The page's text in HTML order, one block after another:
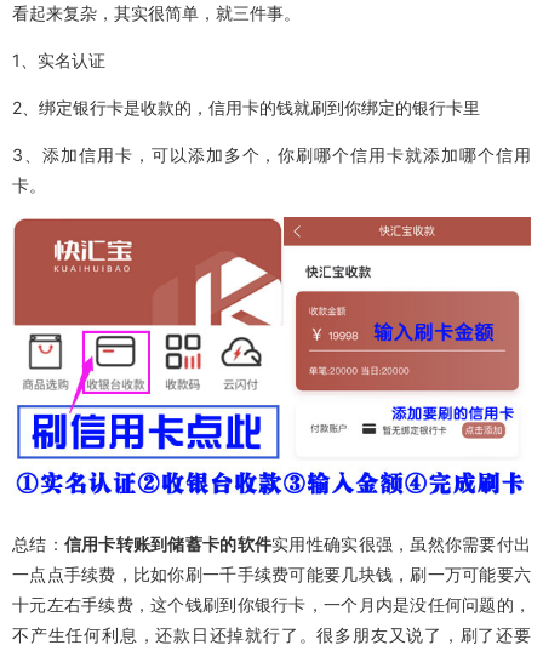
看起来复杂，其实很简单，就三件事。
1、实名认证
2、绑定银行卡是收款的，信用卡的钱就刷到你绑定的银行卡里
3、添加信用卡，可以添加多个，你刷哪个信用卡就添加哪个信用
卡。
总结： 信用卡转账到储蓄卡的软件实用性确实很强，虽然你需要付出
一点点手续费，比如你刷一千手续费可能要几块钱，刷一万可能要六
十元左右手续费，这个钱刷到你银行卡，一个月内是没任何问题的，
不产生任何利息，还款日还掉就行了。很多朋友又说了，刷了还要